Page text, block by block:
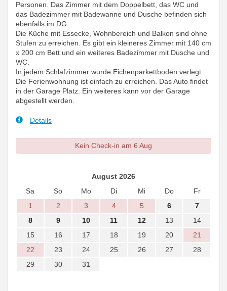
Personen. Das Zimmer mit dem Doppelbett, das WC und
das Badezimmer mit Badewanne und Dusche befinden sich
ebenfalls im DG.
Die Küche mit Essecke, Wohnbereich und Balkon sind ohne
Stufen zu erreichen. Es gibt ein kleineres Zimmer mit 140 cm
x 200 cm Bett und ein weiteres Badezimmer mit Dusche und
WC.
In jedem Schlafzimmer wurde Eichenparkettboden verlegt.
Die Ferienwohnung ist einfach zu erreichen. Das Auto findet
in der Garage Platz. Ein weiteres kann vor der Garage
abgestellt werden.
Details
Kein Check-in am 6 Aug
August 2026
Sa
So Mo Di Mi Do
Fr
1
2 3 4 5 6
7
8
9 10 11 12 13
14
15
16 17 18 19 20
21
22
23 24 25 26 27
28
29
30 31